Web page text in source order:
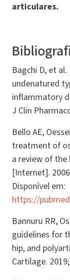
articulares.
Bagchi D, et
undenatured
inflammatory
J Clin
Bello AE,
treatment of
a review of the
[Internet].
Disponível em:
https://
Bannuru RR,
guidelines for
hip, and
Cartilage.